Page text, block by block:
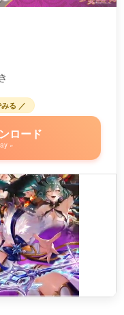
る ／
ロード
»